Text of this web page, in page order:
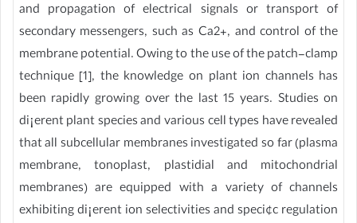
and propagation of electrical signals or transport of
secondary messengers, such as Ca2+, and control of the
membrane potential. Owing to the use of the patch-clamp
technique [1], the knowledge on plant ion channels has
been rapidly growing over the last 15 years. Studies on
di¡erent plant species and various cell types have revealed
that all subcellular membranes investigated so far (plasma
membrane, tonoplast, plastidial and mitochondrial
membranes) are equipped with a variety of channels
exhibiting di¡erent ion selectivities and speci¢c regulation